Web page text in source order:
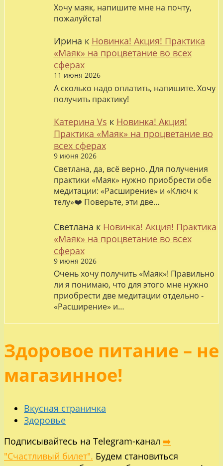
Хочу маяк, напишите мне на почту,
пожалуйста!
Ирина к Новинка! Акция! Практика
«Маяк» на процветание во всех
сферах
11 июня 2026
А сколько надо оплатить, напишите. Хочу
получить практику!
Катерина Vs к Новинка! Акция!
Практика «Маяк» на процветание во
всех сферах
9 июня 2026
Светлана, да, всё верно. Для получения
практики «Маяк» нужно приобрести обе
медитации: «Расширение» и «Ключ к
телу»❤️ Поверьте, эти две…
Светлана к Новинка! Акция! Практика
«Маяк» на процветание во всех
сферах
9 июня 2026
Очень хочу получить «Маяк»! Правильно
ли я понимаю, что для этого мне нужно
приобрести две медитации отдельно -
«Расширение» и…
Здоровое питание – не
магазинное!
Вкусная страничка
Здоровье
Подписывайтесь на Telegram-канал ➡️
"Счастливый билет". Будем становиться